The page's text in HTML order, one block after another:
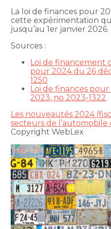
La loi de finances pour
cette expérimentation qui
jusqu’au 1er janvier 2026.
Sources :
Loi de financement
pour 2024 du 26
1250
Loi de finances
2023, no 2023-1322
Les nouveautés 2024
secteurs de l’automobile
Copyright WebLex